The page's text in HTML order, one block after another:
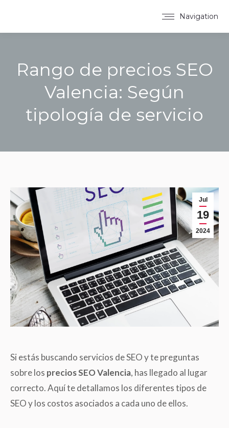
Navigation
Rango de precios SEO
Valencia: Según
tipología de servicio
Jul
19
2024
Si estás buscando servicios de SEO y te preguntas
sobre los precios SEO Valencia, has llegado al lugar
correcto. Aquí te detallamos los diferentes tipos de
SEO y los costos asociados a cada uno de ellos.